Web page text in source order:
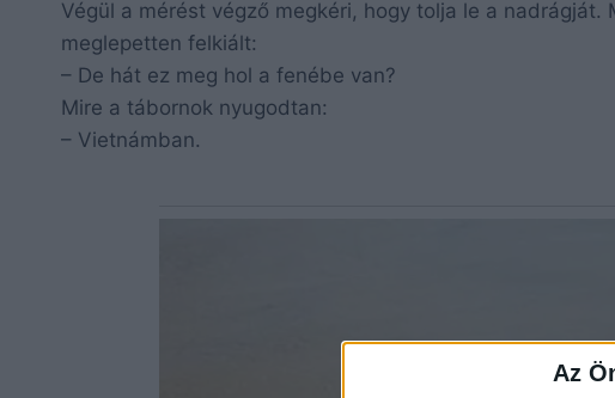
Az
Végül a mérést végző megkéri, hogy tolja le a
meglepetten felkiált:
– De hát ez meg hol a fenébe van?
Mire a tábornok nyugodtan:
– Vietnámban.